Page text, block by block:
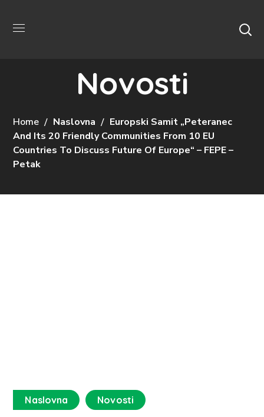
Novosti
Home Naslovna
Europski Samit „Peteranec
And Its 20 Friendly Communities From 10 EU
Countries To Discuss Future Of Europe“ – FEPE –
Petak
Naslovna Novosti